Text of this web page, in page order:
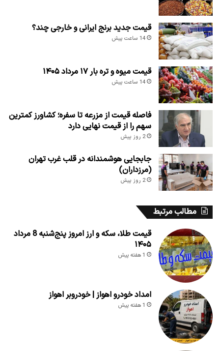
قیمت جدید برنج ایرانی و خارجی چند؟
14 ساعت پیش
قیمت میوه و تره بار ۱۷ مرداد ۱۴۰۵
14 ساعت پیش
فاصله قیمت از مزرعه تا سفره؛ کشاورز کمترین
سهم را از قیمت نهایی دارد
2 روز پیش
جابجایی هوشمندانه در قلب غرب تهران
(مرزداران)
2 روز پیش
مطالب مرتبط
قیمت طلا، سکه و ارز امروز پنج‌شنبه 8 مرداد
۱۴۰۵
1 هفته پیش
امداد خودرو اهواز | خودروبر اهواز
1 هفته پیش